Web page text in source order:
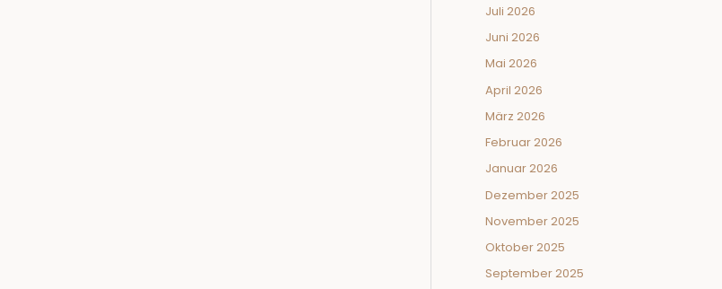
Juli 2026
Juni 2026
Mai 2026
April 2026
März 2026
Februar 2026
Januar 2026
Dezember 2025
November 2025
Oktober 2025
September 2025